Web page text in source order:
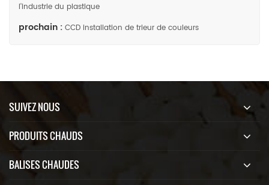
l'industrie du plastique
prochain : CCD installation de trieur de couleurs
SUIVEZ NOUS
PRODUITS CHAUDS
BALISES CHAUDES